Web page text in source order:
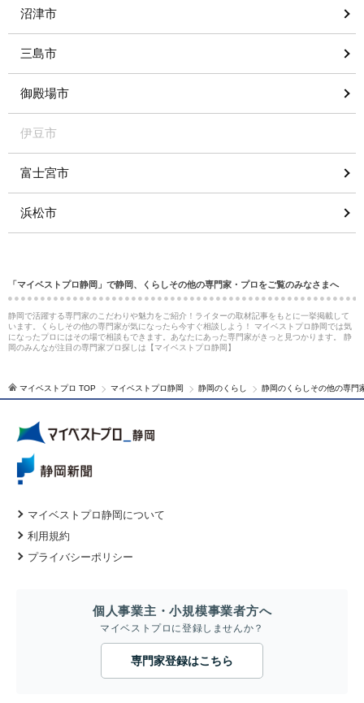
沼津市
三島市
御殿場市
伊豆市
富士宮市
浜松市
「マイベストプロ静岡」で静岡、くらしその他の専門家・プロをご覧のみなさまへ
静岡で活躍する専門家のこだわりや魅力をご紹介！ライターの取材記事をもとに一挙掲載して
います。くらしその他の専門家が気になったら今すぐ相談しよう！ マイベストプロ静岡では気
になったプロにはその場で相談もできます。あなたにあった専門家がきっと見つかります。 静
岡のみんなが注目の専門家プロ探しは【マイベストプロ静岡】
マイベストプロ TOP マイベストプロ静岡 静岡のくらし 静岡のくらしその他の専門
マイベストプロ静岡について
利用規約
プライバシーポリシー
個人事業主・小規模事業者方へ
マイベストプロに登録しませんか？
専門家登録はこちら